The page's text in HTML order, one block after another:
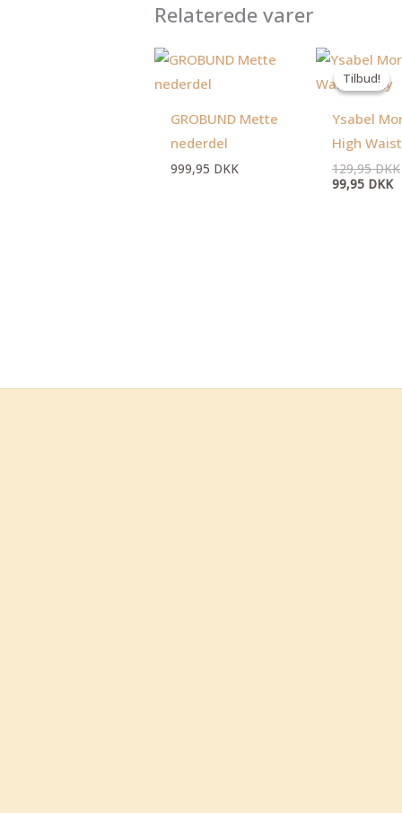
Relaterede varer
GROBUND Mette
nederdel
999,95 DKK
Tilbud!
Tilbud!
Ysabel
High
129,95DKK
99,95 DKK